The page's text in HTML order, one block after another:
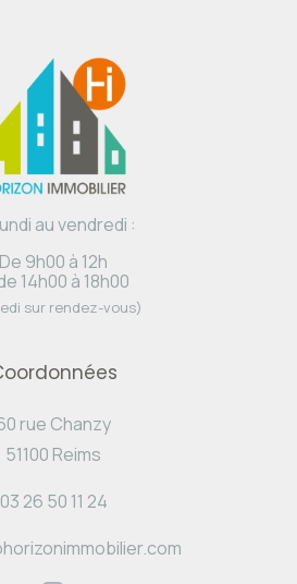
au vendredi :
De 9h00 à 12h
14h00 à 18h00
sur rendez-vous)
rue Chanzy
51100 Reims
03 26 50 11 24